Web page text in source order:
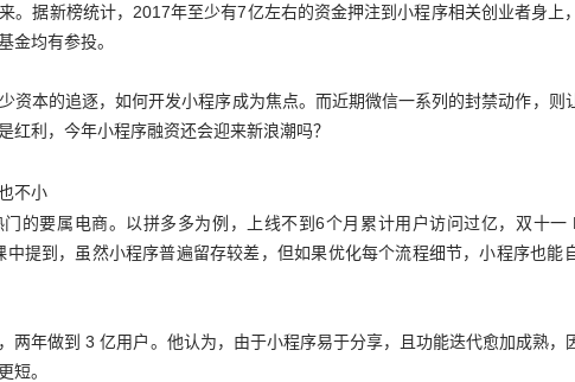
。据新榜统计，2017年至少有7亿左右的资金押注到小程序相关创业者身上
金均有参投。
资本的追逐，如何开发小程序成为焦点。而近期微信一系列的封禁动作，则
红利，今年小程序融资还会迎来新浪潮吗？
不小
的要属电商。以拼多多为例，上线不到6个月累计用户访问过亿，双十一
提到，虽然小程序普遍留存较差，但如果优化每个流程细节，小程序也能
两年做到 3 亿用户。他认为，由于小程序易于分享，且功能迭代愈加成熟，
短。